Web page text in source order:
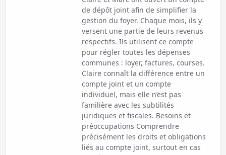
de dépôt joint afin de simplifier la
gestion du foyer. Chaque mois, ils y
versent une partie de leurs revenus
respectifs. Ils utilisent ce compte
pour régler toutes les dépenses
communes : loyer, factures, courses.
Claire connaît la différence entre un
compte joint et un compte
individuel, mais elle n’est pas
familière avec les subtilités
juridiques et fiscales. Besoins et
préoccupations Comprendre
précisément les droits et obligations
liés au compte joint, surtout en cas